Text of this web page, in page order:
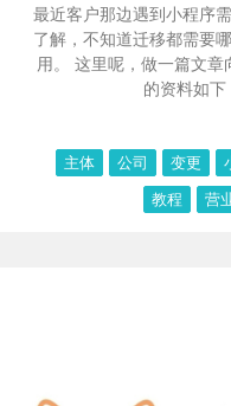
最近客户那边遇到小程序
了解，不知道迁移都需要
用。 这里呢，做一篇文
的资料如
主体 公司 变更
教程
营